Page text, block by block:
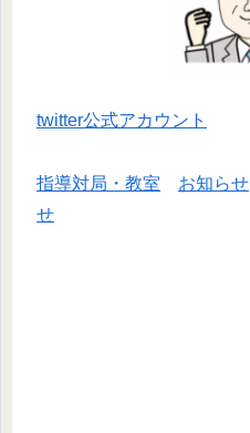
twitter公式アカウント
指導対局・教室 お知らせ
せ